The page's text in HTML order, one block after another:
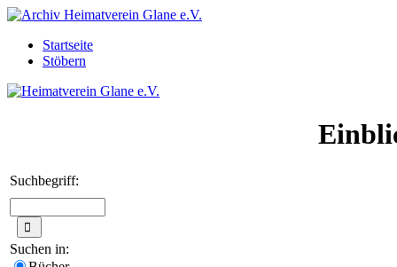
Startseite
Stöbern
Suchbegriff:
Suchen in: